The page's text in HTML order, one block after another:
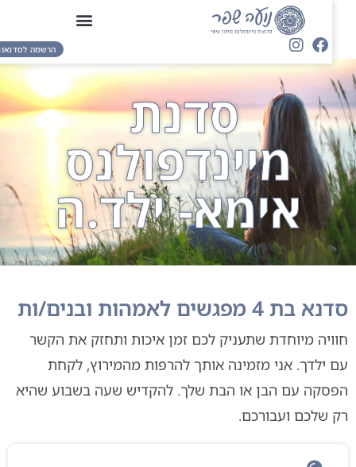
הרשמה לסדנאות
סדנת
מיינדפולנס
אימא- ילד.ה
בת 4 מפגשים לאמהות ובנים/ות
מיוחדת שתעניק לכם זמן איכות ותחזק את הקשר
ילדך. אני מזמינה אותך להרפות מהמירוץ, לקחת
עם הבן או הבת שלך. להקדיש שעה בשבוע שהיא
שלכם ועבורכם.